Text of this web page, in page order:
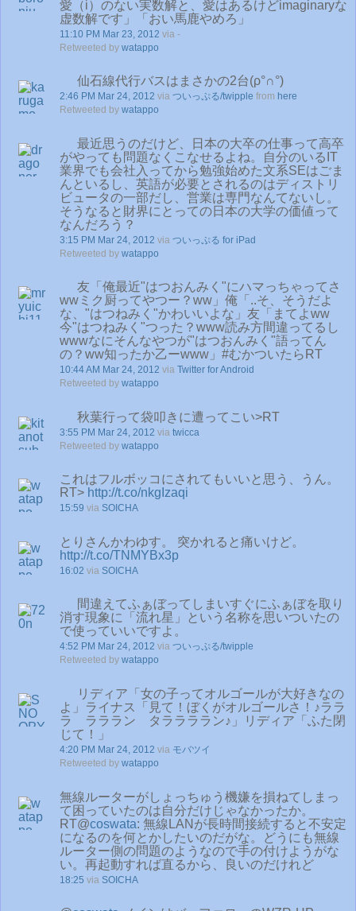
愛（i）のない実数解と、愛はあるけどimaginaryな
虚数解です」「おい馬鹿やめろ」
11:10 PM Mar 23, 2012 via -
Retweeted by watappo
仙石線代行バスはまさかの2台(ρ°∩°)
2:46 PM Mar 24, 2012 via ついっぷる/twipple from here
Retweeted by watappo
最近思うのだけど、日本の大卒の仕事って高卒
がやっても問題なくこなせるよね。自分のいるIT
業界でも会社入ってから勉強始めた文系SEはごま
んといるし、英語が必要とされるのはディストリ
ビュータの一部だし、営業は専門なんてないし。
そうなると財界にとっての日本の大学の価値って
なんだろう？
3:15 PM Mar 24, 2012 via ついっぷる for iPad
Retweeted by watappo
友「俺最近"はつおんみく"にハマっちゃってさ
wwミク厨ってやつー？ww」俺「..そ、そうだよ
な、"はつねみく"かわいいよな」友「まてよww
今"はつねみく"つった？www読み方間違ってるし
wwwなにそんなやつが"はつおんみく"語ってん
の？ww知ったか乙ーwww」#むかついたらRT
10:44 AM Mar 24, 2012 via Twitter for Android
Retweeted by watappo
秋葉行って袋叩きに遭ってこい>RT
3:55 PM Mar 24, 2012 via twicca
Retweeted by watappo
これはフルボッコにされてもいいと思う、うん。
RT> http://t.co/nkgIzaqi
15:59 via SOICHA
とりさんかわゆす。 突かれると痛いけど。
http://t.co/TNMYBx3p
16:02 via SOICHA
間違えてふぁぼってしまいすぐにふぁぼを取り
消す現象に「流れ星」という名称を思いついたの
で使っていいですよ。
4:52 PM Mar 24, 2012 via ついっぷる/twipple
Retweeted by watappo
リディア「女の子ってオルゴールが大好きなの
よ」ライナス「見て！ぼくがオルゴールさ！♪ララ
ラ ラララン タララララン♪」リディア「ふた閉
じて！」
4:20 PM Mar 24, 2012 via モバツイ
Retweeted by watappo
無線ルーターがしょっちゅう機嫌を損ねてしまっ
て困っていたのは自分だけじゃなかったか。
RT@coswata: 無線LANが長時間接続すると不安定
になるのを何とかしたいのだがな。どうにも無線
ルーター側の問題のようなので手の付けようがな
い。再起動すれば直るから、良いのだけれど
18:25 via SOICHA